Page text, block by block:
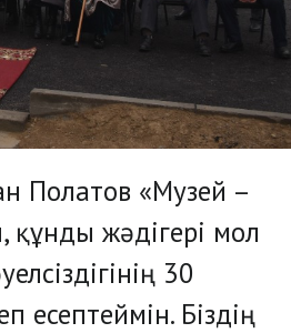
Полатов «Музей –
құнды жәдігері мол
30
Біздің